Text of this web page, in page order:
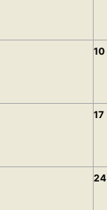
10
17
24